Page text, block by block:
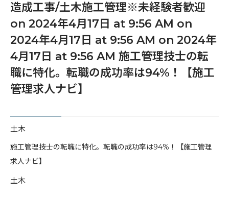
造成工事/土木施工管理※未経験者歓迎
on 2024年4月17日 at 9:56 AM on
2024年4月17日 at 9:56 AM on 2024年
4月17日 at 9:56 AM 施工管理技士の転
職に特化。転職の成功率は94%！【施工
管理求人ナビ】
土木
​施工管理技士の転職に特化。転職の成功率は94%！【施工管理
求人ナビ】
土木